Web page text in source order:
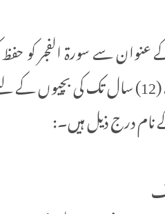
عنوان سے سورۃ الفجر
لائن مقابلے کے انعقاد کیا تھا۔ یہ مقابلہ (7) سے
نام درج ذیل ہیں۔: